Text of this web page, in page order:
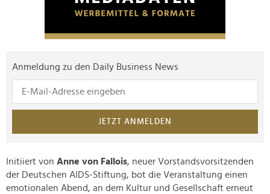
Anmeldung zu den Daily Business News
JETZT ANMELDEN
Initiiert von Anne von Fallois, neuer Vorstandsvorsitzenden
der Deutschen AIDS-Stiftung, bot die Veranstaltung einen
emotionalen Abend, an dem Kultur und Gesellschaft erneut